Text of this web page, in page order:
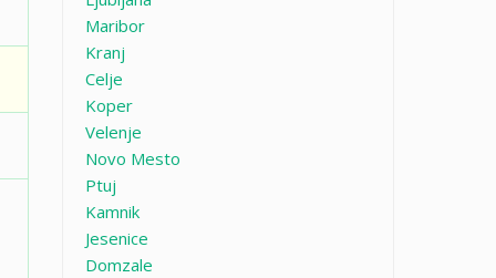
Maribor
Kranj
Celje
Koper
Velenje
Novo Mesto
Ptuj
Kamnik
Jesenice
Domzale